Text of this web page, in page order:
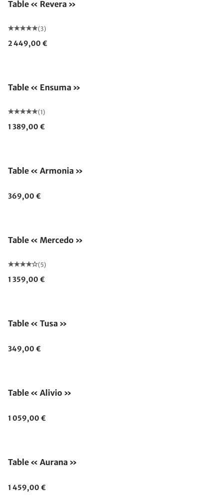
Table « Revera »
(3)
2 449,00 €
Table « Ensuma »
(1)
1 389,00 €
Table « Armonia »
369,00 €
Table « Mercedo »
(5)
1 359,00 €
Table « Tusa »
349,00 €
Table « Alivio »
1 059,00 €
Table « Aurana »
1 459,00 €